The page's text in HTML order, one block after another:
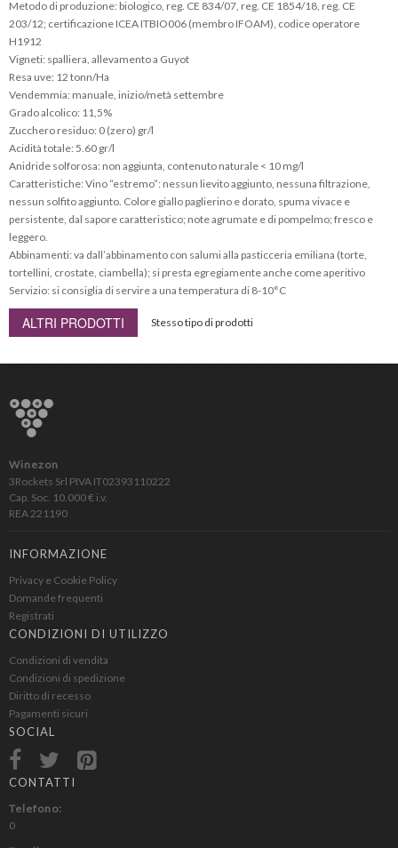
Metodo di produzione: biologico, reg. CE 834/07, reg. CE 1854/18, reg. CE
203/12; certificazione ICEA ITBIO006 (membro IFOAM), codice operatore
H1912
Vigneti: spalliera, allevamento a Guyot
Resa uve: 12 tonn/Ha
Vendemmia: manuale, inizio/metà settembre
Grado alcolico: 11,5%
Zucchero residuo: 0 (zero) gr/l
Acidità totale: 5.60 gr/l
Anidride solforosa: non aggiunta, contenuto naturale < 10 mg/l
Caratteristiche: Vino “estremo”: nessun lievito aggiunto, nessuna filtrazione,
nessun solfito aggiunto. Colore giallo paglierino e dorato, spuma vivace e
persistente, dal sapore caratteristico; note agrumate e di pompelmo; fresco e
leggero.
Abbinamenti: va dall’abbinamento con salumi alla pasticceria emiliana (torte,
tortellini, crostate, ciambella); si presta egregiamente anche come aperitivo
Servizio: si consiglia di servire a una temperatura di 8-10°C
ALTRI PRODOTTI Stesso tipo di prodotti
Winezon
3Rockets Srl PIVA IT02393110222
Cap. Soc. 10.000 € i.v.
REA 221190
INFORMAZIONE
Privacy e Cookie Policy
Domande frequenti
Registrati
CONDIZIONI DI UTILIZZO
Condizioni di vendita
Condizioni di spedizione
Diritto di recesso
Pagamenti sicuri
SOCIAL
CONTATTI
Telefono:
0